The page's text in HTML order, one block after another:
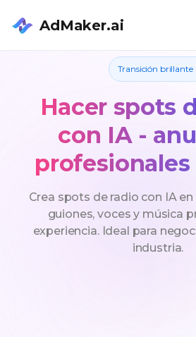
AdMaker.ai
Transición brillante
Hacer spots
con IA -
Crea spots de radio con IA
guiones, voces y música
experiencia. Ideal para
industria.